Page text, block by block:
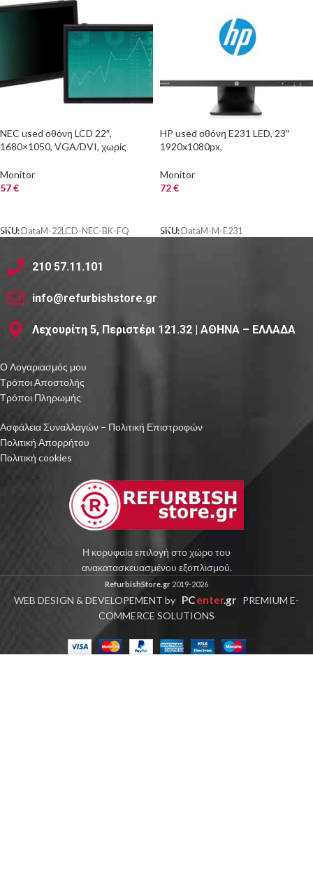
NEC used οθόνη LCD 22″,
1680×1050, VGA/DVI, χωρίς
Monitor
57€
SKU: DataM-22LCD-NEC-BK-FQ
HP used οθόνη E231 LED, 23″
1920x1080px,
Monitor
72€
SKU: DataM-M-E231
210 57.11.101
info@refurbishstore.gr
Λεχουρίτη 5, Περιστέρι 121.32 | ΑΘΗΝΑ – ΕΛΛΑΔΑ
Ο Λογαριασμός μου
Τρόποι Αποστολής
Τρόποι Πληρωμής
Ασφάλεια Συναλλαγών – Πολιτική Επιστροφών
Πολιτική Απορρήτου
Πολιτική cookies
Η κορυφαία επιλογή στο χώρο του
ανακατασκευασμένου εξοπλισμού.
RefurbishStore.gr 2019-2026
WEB DESIGN & DEVELOPEMENT by PCenter.gr PREMIUM E-
COMMERCE SOLUTIONS